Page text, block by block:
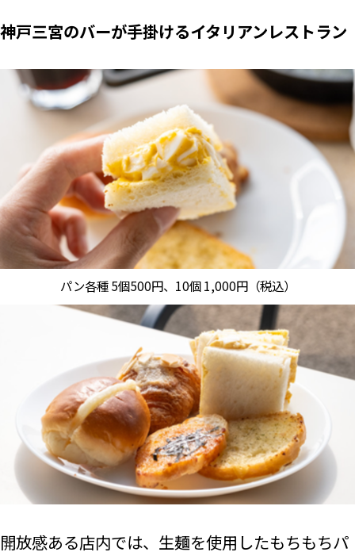
神戸三宮のバーが手掛けるイタリアンレストラン
パン各種 5個500円、10個 1,000円（税込）
開放感ある店内では、生麺を使用したもちもちパ